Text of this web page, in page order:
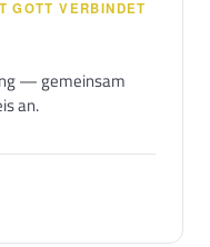
GOTT VERBINDET
— gemeinsam
an.